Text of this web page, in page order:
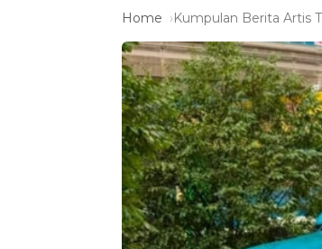
Home Kumpulan Berita Artis